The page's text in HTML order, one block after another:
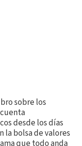
sobre los
desde los días
la bolsa de valores